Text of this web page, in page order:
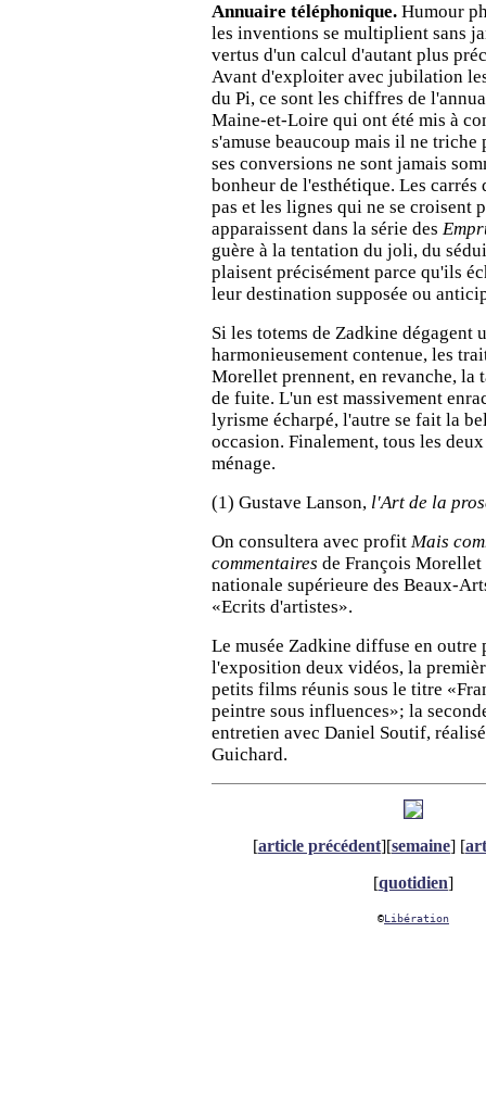
Annuaire téléphonique. Humour
les inventions se multiplient sans
vertus d'un calcul d'autant plus
Avant d'exploiter avec jubilation
du Pi, ce sont les chiffres de
Maine-et-Loire qui ont été mis à
s'amuse beaucoup mais il ne triche
ses conversions ne sont jamais
bonheur de l'esthétique. Les carrés
pas et les lignes qui ne se croisent
apparaissent dans la série des
guère à la tentation du joli, du
plaisent précisément parce qu'ils
leur destination supposée ou
Si les totems de Zadkine dégagent
harmonieusement contenue, les
Morellet prennent, en revanche, la
de fuite. L'un est massivement
lyrisme écharpé, l'autre se fait la
occasion. Finalement, tous les
ménage.
(1) Gustave Lanson, l'Art de la
On consultera avec profit Mais
commentaires de François
nationale supérieure des Beaux-
«Ecrits d'artistes».
Le musée Zadkine diffuse en outre
l'exposition deux vidéos, la
petits films réunis sous le titre
peintre sous influences»; la
entretien avec Daniel Soutif,
Guichard.
[article précédent][semaine] [
[quotidien]
©Libération